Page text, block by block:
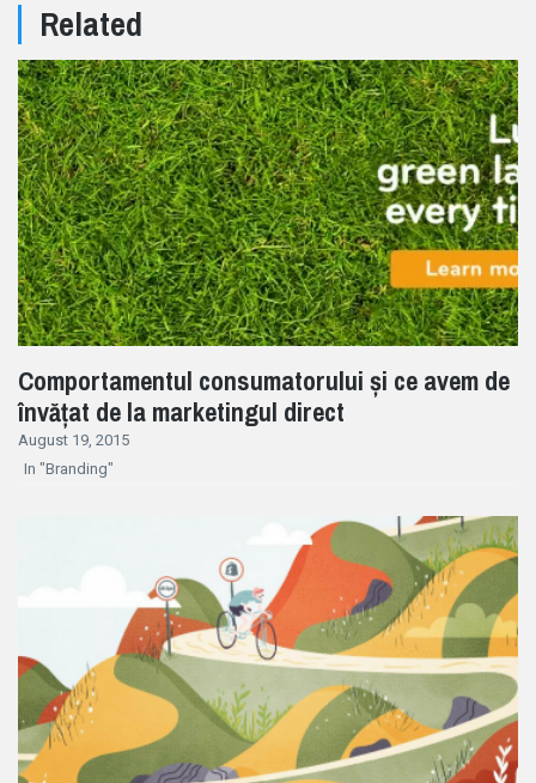
Related
Comportamentul consumatorului și ce avem de
învățat de la marketingul direct
August 19, 2015
In "Branding"